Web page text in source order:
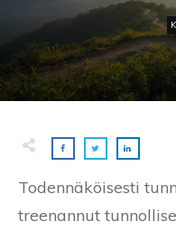
Todennäköisesti
treenannut